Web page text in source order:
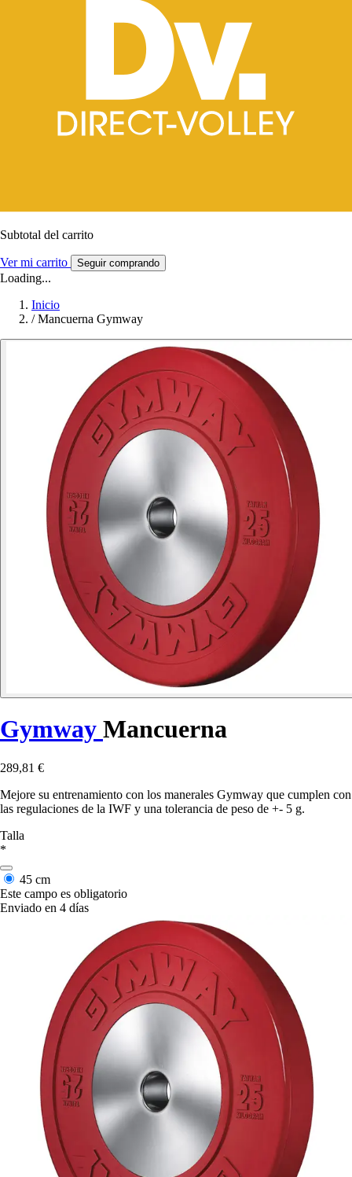
Subtotal del carrito
Ver mi carrito Seguir comprando
Loading...
Inicio
/ Mancuerna Gymway
Gymway Mancuerna
289,81 €
Mejore su entrenamiento con los manerales Gymway que cumplen con
las regulaciones de la IWF y una tolerancia de peso de +- 5 g.
Talla
*
45 cm
Este campo es obligatorio
Enviado en 4 días